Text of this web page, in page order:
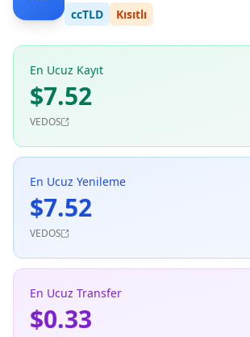
ccTLD Kısıtlı
En Ucuz Kayıt
$7.52
VEDOS
En Ucuz Yenileme
$7.52
VEDOS
En Ucuz Transfer
$0.33